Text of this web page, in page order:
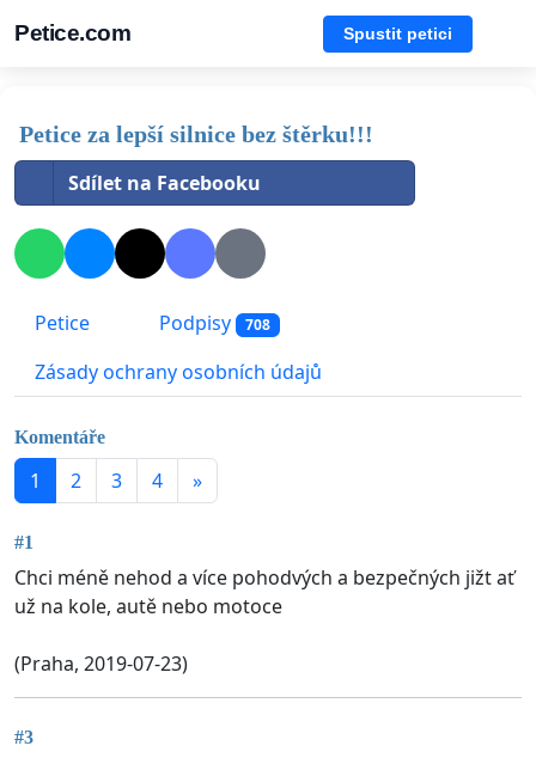
Petice.com Spustit petici
Petice za lepší silnice bez štěrku!!!
Sdílet na Facebooku
Petice Podpisy 708
Zásady ochrany osobních údajů
Komentáře
1 2 3 4 »
#1
Chci méně nehod a více pohodvých a bezpečných jižt ať
už na kole, autě nebo motoce
(Praha, 2019-07-23)
#3